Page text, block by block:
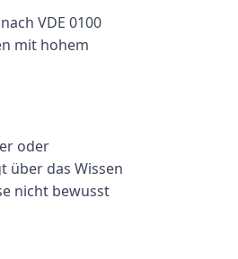
VDE 0100
mit hohem
oder
über das Wissen
nicht bewusst